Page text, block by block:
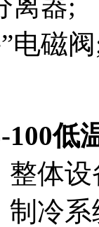
电磁
100低
整体
制冷